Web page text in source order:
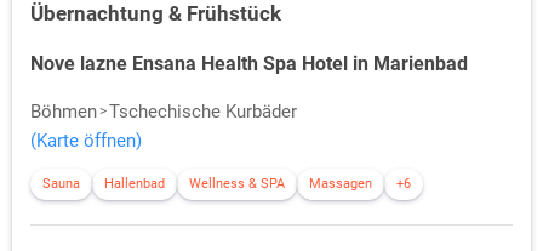
Übernachtung & Frühstück
Nove lazne Ensana Health Spa Hotel in Marienbad
Böhmen Tschechische Kurbäder
(Karte öffnen)
Sauna Hallenbad Wellness & SPA Massagen +6